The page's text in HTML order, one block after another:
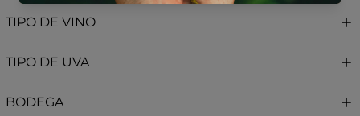
TIPO DE VINO
TIPO DE UVA
BODEGA